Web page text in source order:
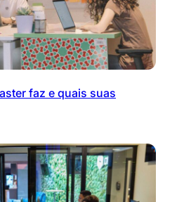
faz e quais suas